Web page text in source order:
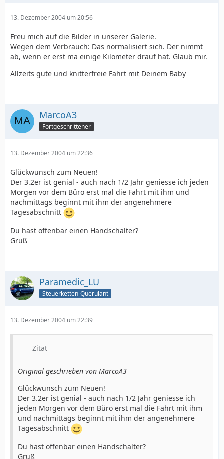
13. Dezember 2004 um 20:56
Freu mich auf die Bilder in unserer Galerie.
Wegen dem Verbrauch: Das normalisiert sich. Der nimmt
ab, wenn er erst ma einige Kilometer drauf hat. Glaub mir.
Allzeits gute und knitterfreie Fahrt mit Deinem Baby
MarcoA3
Fortgeschrittener
13. Dezember 2004 um 22:36
Glückwunsch zum Neuen!
Der 3.2er ist genial - auch nach 1/2 Jahr geniesse ich jeden
Morgen vor dem Büro erst mal die Fahrt mit ihm und
nachmittags beginnt mit ihm der angenehmere
Tagesabschnitt
Du hast offenbar einen Handschalter?
Gruß
Paramedic_LU
Steuerketten-Querulant
13. Dezember 2004 um 22:39
Zitat
Original geschrieben von MarcoA3
Glückwunsch zum Neuen!
Der 3.2er ist genial - auch nach 1/2 Jahr geniesse ich
jeden Morgen vor dem Büro erst mal die Fahrt mit ihm
und nachmittags beginnt mit ihm der angenehmere
Tagesabschnitt
Du hast offenbar einen Handschalter?
Gruß